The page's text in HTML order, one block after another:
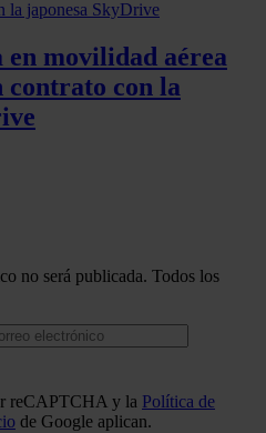
movilidad aérea
contrato con la
no será publicada. Todos los
reCAPTCHA y la Política de
de Google aplican.